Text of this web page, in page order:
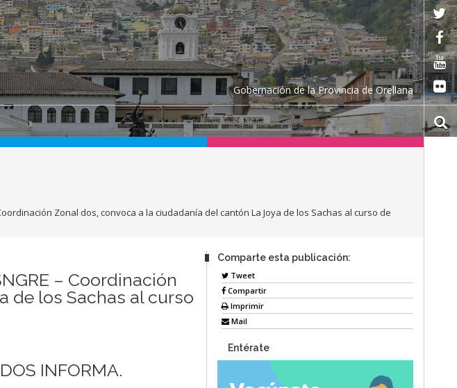
Gobernación de la Provincia de Orellana
Zonal dos, convoca a la ciudadanía del cantón La Joya de los Sachas al curso de
– Coordinación
de los Sachas al curso
INFORMA.
Comparte esta publicación:
Tweet
Compartir
Imprimir
Mail
Entérate